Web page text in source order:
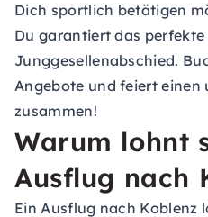
Dich sportlich betätigen
Du garantiert das perfekte
Junggesellenabschied.
Angebote und feiert einen
zusammen!
Warum lohnt
Ausflug nach
Ein Ausflug nach Koblenz